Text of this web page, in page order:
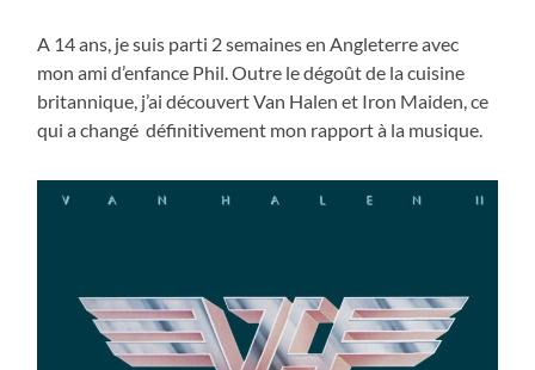
A 14 ans, je suis parti 2 semaines en Angleterre avec
mon ami d’enfance Phil. Outre le dégoût de la cuisine
britannique, j’ai découvert Van Halen et Iron Maiden, ce
qui a changé définitivement mon rapport à la musique.